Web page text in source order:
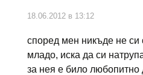
18.06.2012 в 13:12
според мен никъде не си
младо, иска да си
за нея е било